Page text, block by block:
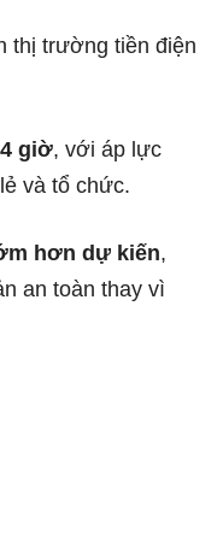
thị trường tiền điện
giờ, với áp lực
và tổ chức.
hơn dự kiến,
an toàn thay vì